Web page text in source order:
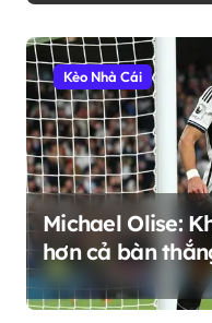
Kèo Nhà Cái
Michael Olise:
hơn cả bàn
Cup 2026